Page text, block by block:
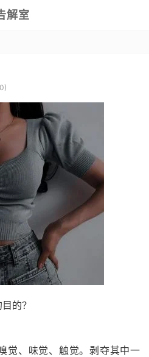
解室
的？
觉、味觉、触觉。剥夺其中一